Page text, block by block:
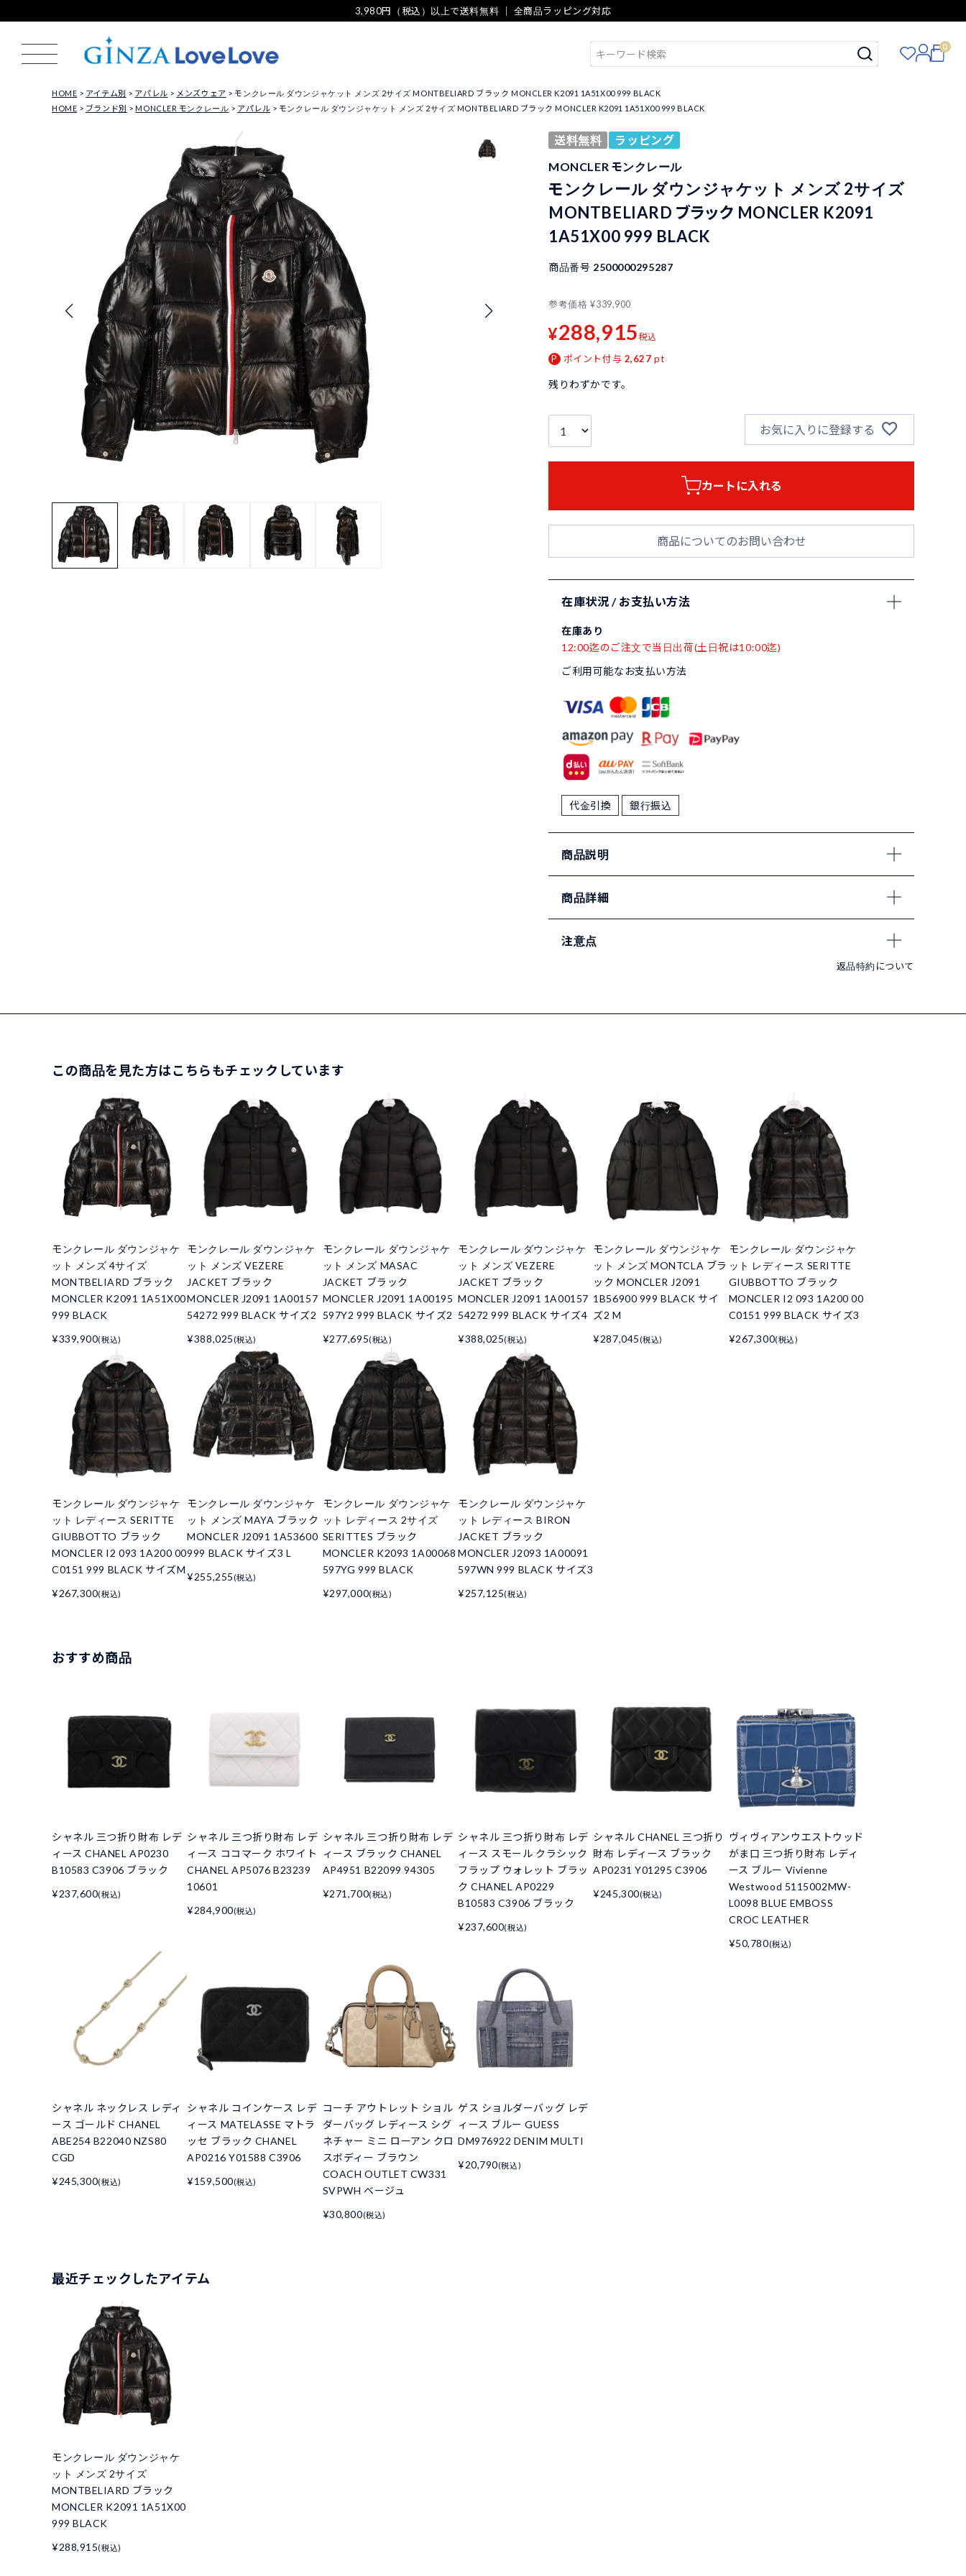
3,980円（税込）以上で送料無料 ｜ 全商品ラッピング対応
0
HOME アイテム別 アパレル メンズウェア
モンクレール ダウンジャケット メンズ 2サイズ MONTBELIARD ブラック MONCLER K2091 1A51X00 999 BLACK
HOME
ブランド別 MONCLER モンクレール アパレル モンクレール ダウンジャケット メンズ 2サイズ MONTBELIARD ブラック MONCLER K2091 1A51X00 999 BLACK
送料無料
ラッピング
MONCLER モンクレール
モンクレール ダウンジャケット メンズ 2サイズ
MONTBELIARD ブラック MONCLER K2091
1A51X00 999 BLACK
商品番号 2500000295287
参考価格 ¥339,900
¥288,915 税込
ポイント付与 2,627 pt
残りわずかです。
お気に入りに登録する
カートに入れる
商品についてのお問い合わせ
在庫状況 / お支払い方法
在庫あり
12:00迄のご注文で当日出荷(土日祝は10:00迄)
ご利用可能なお支払い方法
代金引換 銀行振込
商品説明
商品詳細
注意点
返品特約について
この商品を見た方はこちらもチェックしています
モンクレール ダウンジャケ
ット メンズ 4サイズ
MONTBELIARD ブラック
MONCLER K2091 1A51X00
999 BLACK
¥339,900(税込)
モンクレール ダウンジャケ
ット メンズ VEZERE
JACKET ブラック
MONCLER J2091 1A00157
54272 999 BLACK サイズ2
¥388,025 (税込)
モンクレール ダウンジャケ
ット メンズ MASAC
JACKET ブラック
MONCLER J2091 1A00195
597Y2 999 BLACK サイズ2
¥277,695(税込)
モンクレール ダウンジャケ
ット メンズ VEZERE
JACKET ブラック
MONCLER J2091 1A00157
54272 999 BLACK サイズ4
¥388,025(税込)
モンクレール ダウンジャケ
ット メンズ MONTCLA ブラ
ック MONCLER J2091
1B56900 999 BLACK サイ
ズ2 M
¥287,045 (税込)
モンクレール ダウンジャケ
ット レディース SERITTE
GIUBBOTTO ブラック
MONCLER I2 093 1A200 00
C0151 999 BLACK サイズ3
¥267,300(税込)
モンクレール ダウンジャケ
ット レディース SERITTE
GIUBBOTTO ブラック
MONCLER I2 093 1A200 00
C0151 999 BLACK サイズM
¥267,300(税込)
モンクレール ダウンジャケ
ット メンズ MAYA ブラック
MONCLER J2091 1A53600
999 BLACK サイズ3 L
¥255,255 (税込)
モンクレール ダウンジャケ
ット レディース 2サイズ
SERITTES ブラック
MONCLER K2093 1A00068
597YG 999 BLACK
¥297,000(税込)
モンクレール ダウンジャケ
ット レディース BIRON
JACKET ブラック
MONCLER J2093 1A00091
597WN 999 BLACK サイズ3
¥257,125(税込)
おすすめ商品
シャネル 三つ折り財布 レデ
ィース CHANEL AP0230
B10583 C3906 ブラック
¥237,600(税込)
シャネル 三つ折り財布 レデ
ィース ココマーク ホワイト
CHANEL AP5076 B23239
10601
¥284,900(税込)
シャネル 三つ折り財布 レデ
ィース ブラック CHANEL
AP4951 B22099 94305
¥271,700(税込)
シャネル 三つ折り財布 レデ
ィース スモール クラシック
フラップ ウォレット ブラッ
ク CHANEL AP0229
B10583 C3906 ブラック
¥237,600(税込)
シャネル CHANEL 三つ折り
財布 レディース ブラック
AP0231 Y01295 C3906
¥245,300(税込)
ヴィヴィアンウエストウッド
がま口 三つ折り財布 レディ
ース ブルー Vivienne
Westwood 5115002MW-
L0098 BLUE EMBOSS
CROC LEATHER
¥50,780(税込)
シャネル ネックレス レディ
ース ゴールド CHANEL
ABE254 B22040 NZS80
CGD
¥245,300(税込)
シャネル コインケース レデ
ィース MATELASSE マトラ
ッセ ブラック CHANEL
AP0216 Y01588 C3906
¥159,500(税込)
コーチ アウトレット ショル
ダーバッグ レディース シグ
ネチャー ミニ ローアン クロ
スボディー ブラウン
COACH OUTLET CW331
SVPWH ベージュ
¥30,800(税込)
ゲス ショルダーバッグ レデ
ィース ブルー GUESS
DM976922 DENIM MULTI
¥20,790(税込)
最近チェックしたアイテム
モンクレール ダウンジャケ
ット メンズ 2サイズ
MONTBELIARD ブラック
MONCLER K2091 1A51X00
999 BLACK
¥288,915(税込)